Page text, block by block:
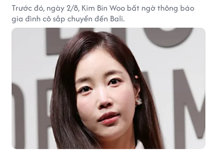
Trước đó, ngày 2/8, Kim Bin Woo bất ngờ thông báo
gia đình cô sắp chuyển đến Bali.